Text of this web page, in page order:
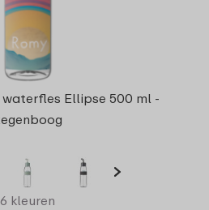
Ellipse 500 ml -
6 kleuren